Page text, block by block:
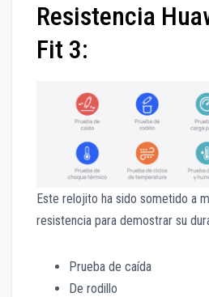
Resistencia
Fit 3:
Este relojito ha sido sometido a
resistencia para demostrar su
Prueba de caída
De rodillo